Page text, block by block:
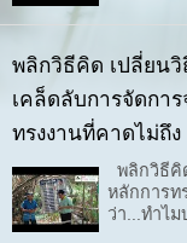
พลิกวิธีคิด เปลี่ยน
เคล็ดลับการจัดกา
ทรงงานที่คาดไม่ถึง
พลิกวิธีคิ
หลักการท
ว่า...ทำไ